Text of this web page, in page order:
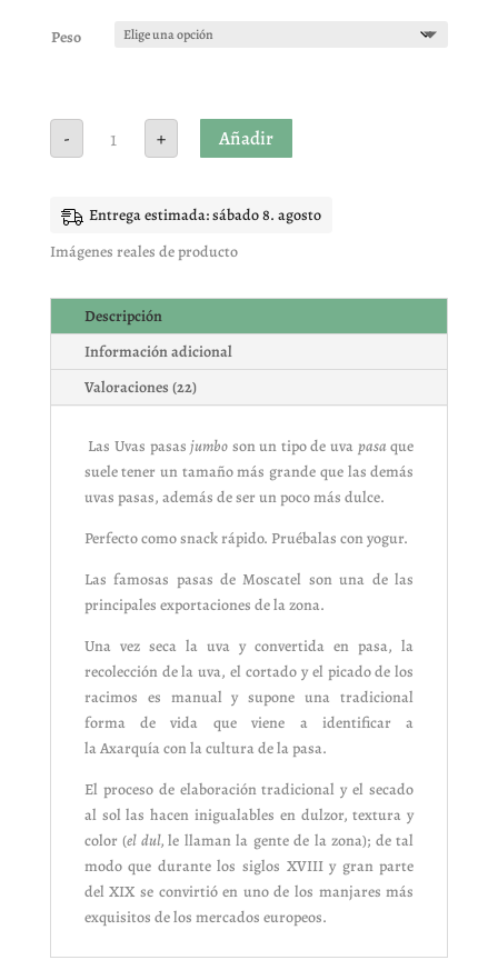
5 en base
a
Peso
- pasas + Añadir
Entrega estimada: sábado 8. agosto
Imágenes reales de producto
Descripción
Información adicional
Valoraciones (22)
Las Uvas pasasjumbo son un tipo de uva pasaque
suele tener un tamaño más grande que las demás
uvas pasas, además de ser un poco más dulce.
Perfecto como snack rápido. Pruébalas con yogur.
Las famosas pasas de Moscatel son una de las
principales exportaciones de la zona.
Una vez seca la uva y convertida en pasa, la
recolección de la uva, el cortado y el picado de los
racimos es manual y supone una tradicional
forma de vida que viene a identificar a
la Axarquía con la cultura de la pasa.
El proceso de elaboración tradicional y el secado
al sol las hacen inigualables en dulzor, textura y
color (el dul,le llaman la gente de la zona); de tal
modo que durante los siglos XVIII y gran parte
del XIX se convirtió en uno de los manjares más
exquisitos de los mercados europeos.